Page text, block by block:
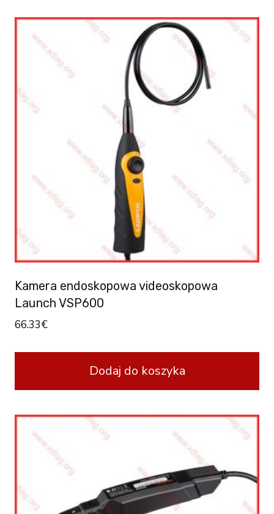
Kamera endoskopowa videoskopowa
Launch VSP600
66.33€
Dodaj do koszyka